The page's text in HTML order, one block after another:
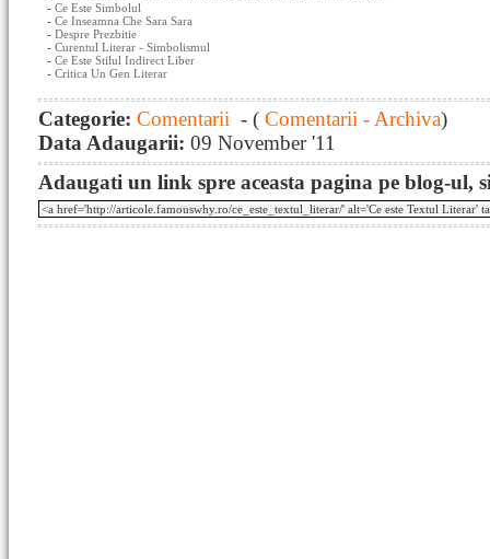
- Ce Este Simbolul
- Ce Inseamna Che Sara Sara
- Despre Prezbitie
- Curentul Literar - Simbolismul
- Ce Este Stilul Indirect Liber
- Critica Un Gen Literar
Categorie: Comentarii - ( Comentarii - Archiva)
Data Adaugarii: 09 November '11
Adaugati un link spre aceasta pagina pe blog-ul,